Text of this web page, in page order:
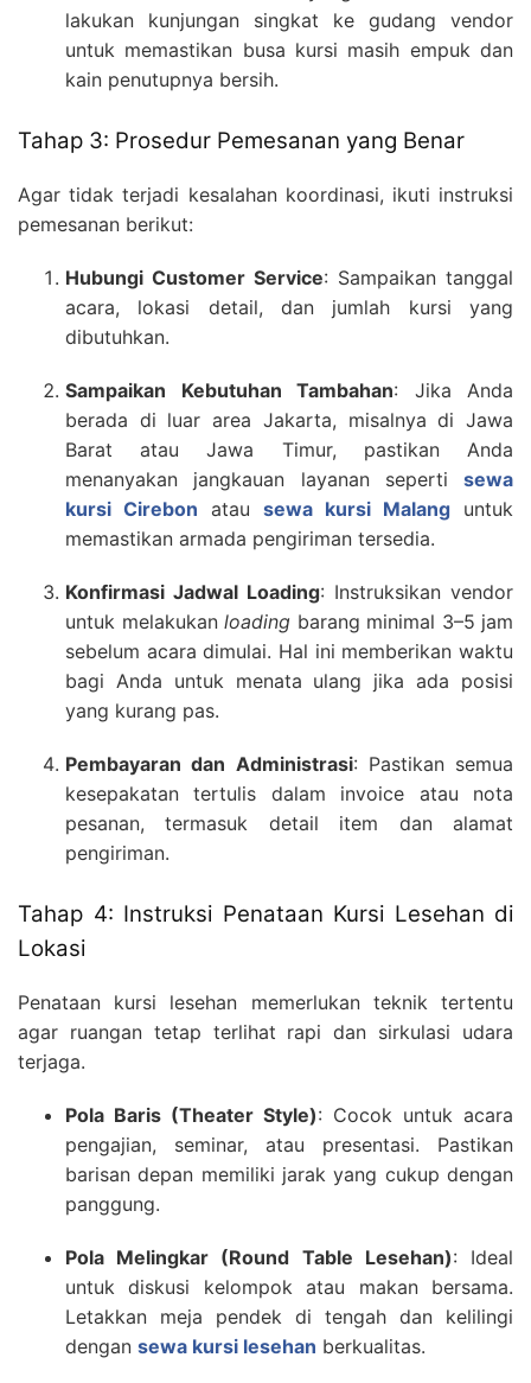
lakukan kunjungan singkat ke gudang vendor
untuk memastikan busa kursi masih empuk dan
kain penutupnya bersih.
Tahap 3: Prosedur Pemesanan yang Benar
Agar tidak terjadi kesalahan koordinasi, ikuti instruksi
pemesanan berikut:
Hubungi Customer Service: Sampaikan tanggal
acara, lokasi detail, dan jumlah kursi yang
dibutuhkan.
Sampaikan Kebutuhan Tambahan: Jika Anda
berada di luar area Jakarta, misalnya di Jawa
Barat atau Jawa Timur, pastikan Anda
menanyakan jangkauan layanan seperti sewa
kursi Cirebon atau sewa kursi Malang untuk
memastikan armada pengiriman tersedia.
Konfirmasi Jadwal Loading: Instruksikan vendor
untuk melakukan loading barang minimal 3–5 jam
sebelum acara dimulai. Hal ini memberikan waktu
bagi Anda untuk menata ulang jika ada posisi
yang kurang pas.
Pembayaran dan Administrasi: Pastikan semua
kesepakatan tertulis dalam invoice atau nota
pesanan, termasuk detail item dan alamat
pengiriman.
Tahap 4: Instruksi Penataan Kursi Lesehan di
Lokasi
Penataan kursi lesehan memerlukan teknik tertentu
agar ruangan tetap terlihat rapi dan sirkulasi udara
terjaga.
Pola Baris (Theater Style): Cocok untuk acara
pengajian, seminar, atau presentasi. Pastikan
barisan depan memiliki jarak yang cukup dengan
panggung.
Pola Melingkar (Round Table Lesehan): Ideal
untuk diskusi kelompok atau makan bersama.
Letakkan meja pendek di tengah dan kelilingi
dengan sewa kursi lesehan berkualitas.